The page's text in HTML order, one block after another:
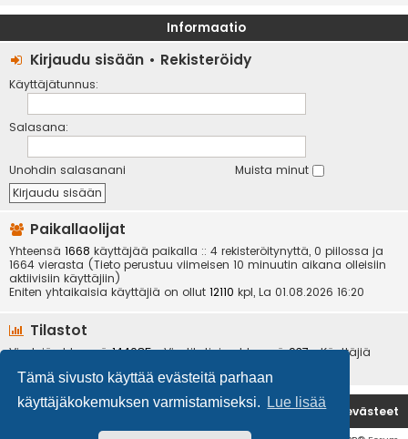
Tämä sivusto käyttää evästeitä parhaan
käyttäjäkokemuksen varmistamiseksi.
Lue lisää
Informaatio
Kirjaudu sisään • Rekisteröidy
Käyttäjätunnus:
Salasana:
Unohdin salasanani Muista minut
Paikallaolijat
Yhteensä 1668 käyttäjää paikalla :: 4 rekisteröitynyttä, 0 piilossa ja
1664 vierasta (Tieto perustuu viimeisen 10 minuutin aikana olleisiin
aktiivisiin käyttäjiin)
Eniten yhtaikaisia käyttäjiä on ollut 12110 kpl, La 01.08.2026 16:20
Tilastot
Viestejä yhteensä144085• Viestiketjuja yhteensä937• Käyttäjiä
Etusivu Poista evästeet